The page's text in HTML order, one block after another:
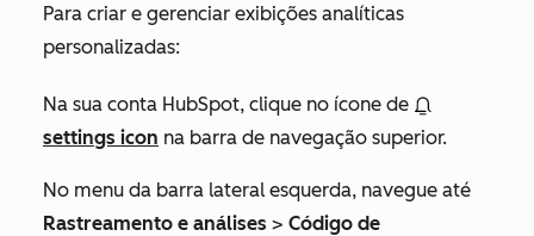
Para criar e gerenciar exibições analíticas
personalizadas:
Na sua conta HubSpot, clique no ícone de
settings icon na barra de navegação superior.
No menu da barra lateral esquerda, navegue até
Rastreamento e análises > Código de